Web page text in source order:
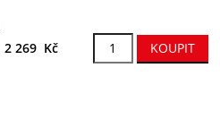
2 269 Kč